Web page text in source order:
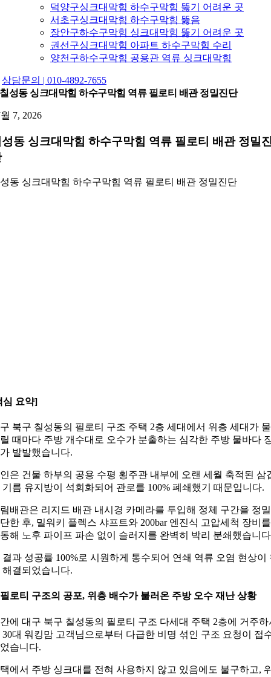
덕양구싱크대막힘 하수구막힘 뚫기 어려운 곳
서초구싱크대막힘 하수구막힘 뚫음
장안구하수구막힘 싱크대막힘 뚫기 어려운 곳
권선구싱크대막힘 아파트 하수구막힘 수리
양천구하수구막힘 공용관 역류 싱크대막힘
상담문의 | 010-4892-7655
칠성동 싱크대막힘 하수구막힘 역류 필로티 배관 정밀진단
7, 2026
동 싱크대막힘 하수구막힘 역류 필로티 배관 정밀
동 싱크대막힘 하수구막힘 역류 필로티 배관 정밀진단
심 요약]
북구 칠성동의 필로티 구조 주택 2층 세대에서 위층 세대가
때마다 주방 개수대로 오수가 분출하는 심각한 주방 물바다
발발했습니다.
은 건물 하부의 공용 수평 횡주관 내부에 오랜 세월 축적된 삼
기름 유지방이 석회화되어 관로를 100% 폐쇄했기 때문입니다.
배관은 리지드 배관 내시경 카메라를 투입해 정체 구간을 정밀
한 후, 밀워키 플렉스 샤프트와 200bar 엔진식 고압세척 장비를
해 노후 파이프 파손 없이 슬러지를 완벽히 박리 분쇄했습니
결과 성공률 100%로 시원하게 통수되어 연쇄 역류 오염 현상이
해결되었습니다.
로티 구조의 공포, 위층 배수가 불러온 주방 오수 재난 상황
에 대구 북구 칠성동의 필로티 구조 다세대 주택 2층에 거주하
30대 워킹맘 고객님으로부터 다급한 비명 섞인 구조 요청이 접
습니다.
에서 주방 싱크대를 전혀 사용하지 않고 있음에도 불구하고,